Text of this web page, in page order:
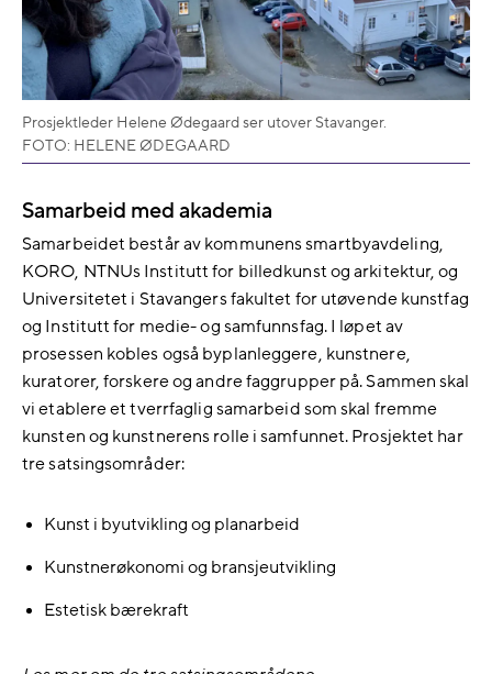
Prosjektleder Helene Ødegaard ser utover Stavanger.
FOTO: HELENE ØDEGAARD
Samarbeid med akademia
Samarbeidet består av kommunens smartbyavdeling,
KORO, NTNUs Institutt for billedkunst og arkitektur, og
Universitetet i Stavangers fakultet for utøvende kunstfag
og Institutt for medie- og samfunnsfag. I løpet av
prosessen kobles også byplanleggere, kunstnere,
kuratorer, forskere og andre faggrupper på. Sammen skal
vi etablere et tverrfaglig samarbeid som skal fremme
kunsten og kunstnerens rolle i samfunnet. Prosjektet har
tre satsingsområder:
Kunst i byutvikling og planarbeid
Kunstnerøkonomi og bransjeutvikling
Estetisk bærekraft